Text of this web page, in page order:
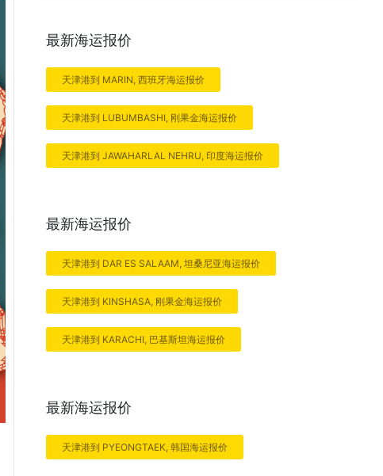
最新海运报价
天津港到 MARIN, 西班牙海运报价
天津港到 LUBUMBASHI, 刚果金海运报价
天津港到 JAWAHARLAL NEHRU, 印度海运报价
最新海运报价
天津港到 DAR ES SALAAM, 坦桑尼亚海运报价
天津港到 KINSHASA, 刚果金海运报价
天津港到 KARACHI, 巴基斯坦海运报价
最新海运报价
天津港到 PYEONGTAEK, 韩国海运报价